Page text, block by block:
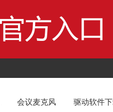
会议麦克风 驱动软件